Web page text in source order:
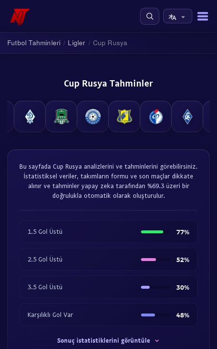
Futbol Tahminleri / Ligler / Cup Rusya
Cup Rusya Tahminler
Bu sayfada Cup Rusya analizlerini ve tahminlerini görebilirsiniz.
İstatistiksel veriler, takımların formu ve son maçlar dikkate
alınır ve tahminler yapay zeka tarafından %69.3 üzeri bir
doğrulukla otomatik olarak oluşturulur.
1.5 Gol Üstü 77%
2.5 Gol Üstü 52%
3.5 Gol Üstü 30%
Karşılıklı Gol Var 48%
Sonuç istatistiklerini görüntüle